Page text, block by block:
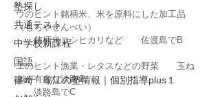
塾探し
共通テスト
中学校新課程
国語
篠崎 瑞江の塾情報｜個別指導plus１
ウのヒント銘柄米、米を原料にした加工品
（もちやせんべい）
銘柄米コシヒカリなど　　佐渡島でB
エのヒント漁業・レタスなどの野菜　　玉ね
ぎが有名な淡路島
淡路島でC